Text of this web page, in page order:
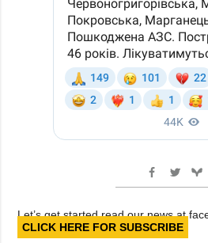
Let’s get started read our news at
CLICK HERE FOR SUBSCRIBE